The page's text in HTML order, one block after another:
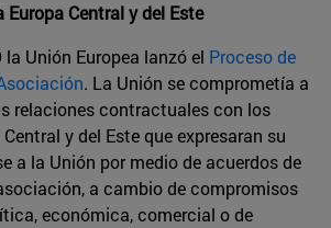
Central y del Este
la Unión Europea lanzó el Proceso de
. La Unión se comprometía a
relaciones contractuales con los
y del Este que expresaran su
a la Unión por medio de acuerdos de
a cambio de compromisos
económica, comercial o de